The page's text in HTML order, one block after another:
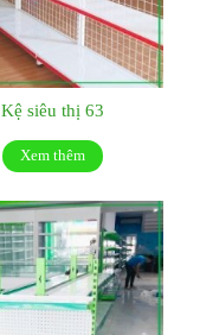
Kệ siêu thị 63
Xem thêm